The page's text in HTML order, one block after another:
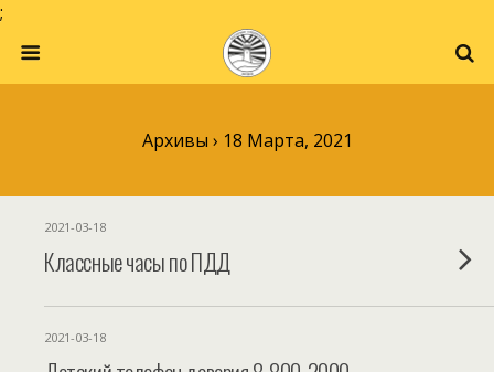
;
Архивы › 18 Марта, 2021
2021-03-18
Классные часы по ПДД
2021-03-18